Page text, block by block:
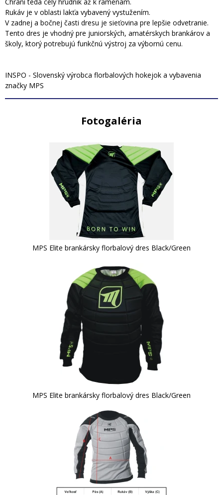
Rukáv je v oblasti lakťa vybavený vystužením.
V zadnej a bočnej časti dresu je sieťovina pre lepšie odvetranie.
Tento dres je vhodný pre juniorských, amatérskych brankárov a
školy, ktorý potrebujú funkčnú výstroj za výbornú cenu.
INSPO - Slovenský výrobca florbalových hokejok a vybavenia
značky MPS
Fotogaléria
MPS Elite brankársky florbalový dres Black/Green
MPS Elite brankársky florbalový dres Black/Green